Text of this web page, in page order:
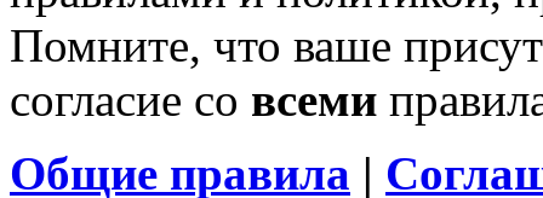
Помните, что ваше
согласие со всеми
Общие правила |